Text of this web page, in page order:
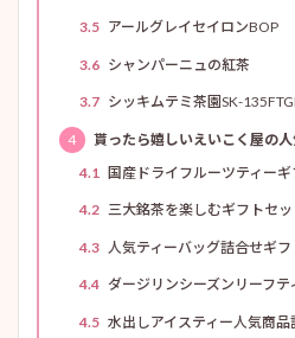
3.5 アールグレイセイロンBOP
3.6 シャンパーニュの紅茶
3.7 シッキムテミ茶園SK-
4
貰ったら嬉しいえいこく屋の
4.1 国産ドライフルーツティーギ
4.2 三大銘茶を楽しむギフトセッ
4.3 人気ティーバッグ詰合せギフ
4.4 ダージリンシーズンリーフテ
4.5 水出しアイスティー人気商